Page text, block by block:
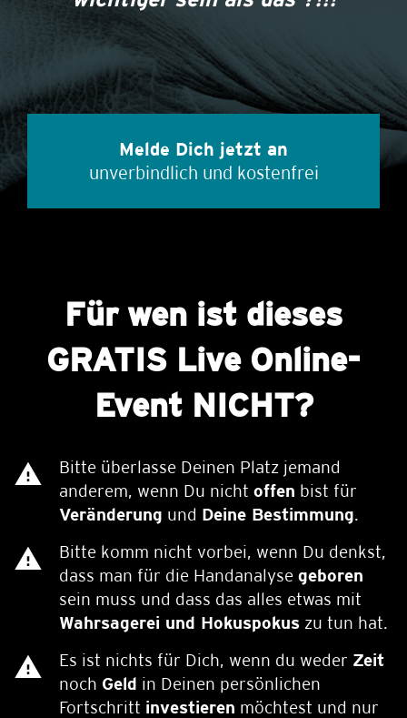
Melde Dich jetzt an
unverbindlich und kostenfrei
Für wen ist dieses
GRATIS Live Online-
Event NICHT?
Bitte überlasse Deinen Platz jemand
anderem, wenn Du nicht offen bist für
Veränderung und Deine Bestimmung.
Bitte komm nicht vorbei, wenn Du denkst,
dass man für die Handanalyse geboren
sein muss und dass das alles etwas mit
Wahrsagerei und Hokuspokus zu tun hat.
Es ist nichts für Dich, wenn du weder Zeit
noch Geld in Deinen persönlichen
Fortschritt investieren möchtest und nur